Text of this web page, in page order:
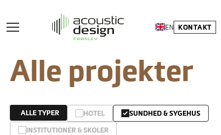
EN KONTAKT
Alle projekter
ALLE TYPER HOTEL
SUNDHED & SYGEHUS
INSTITUTIONER & SKOLER